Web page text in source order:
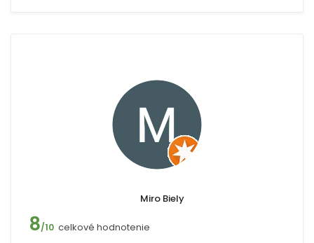
Miro Biely
8/10 celkové hodnotenie